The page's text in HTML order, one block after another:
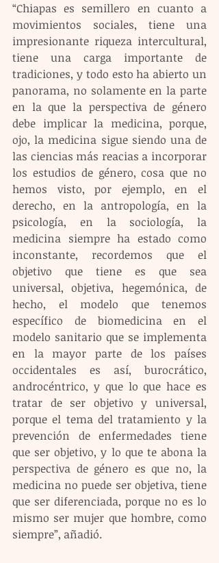
“Chiapas es semillero en cuanto a
movimientos sociales, tiene una
impresionante riqueza intercultural,
tiene una carga importante de
tradiciones, y todo esto ha abierto un
panorama, no solamente en la parte
en la que la perspectiva de género
debe implicar la medicina, porque,
ojo, la medicina sigue siendo una de
las ciencias más reacias a incorporar
los estudios de género, cosa que no
hemos visto, por ejemplo, en el
derecho, en la antropología, en la
psicología, en la sociología, la
medicina siempre ha estado como
inconstante, recordemos que el
objetivo que tiene es que sea
universal, objetiva, hegemónica, de
hecho, el modelo que tenemos
específico de biomedicina en el
modelo sanitario que se implementa
en la mayor parte de los países
occidentales es así, burocrático,
androcéntrico, y que lo que hace es
tratar de ser objetivo y universal,
porque el tema del tratamiento y la
prevención de enfermedades tiene
que ser objetivo, y lo que te abona la
perspectiva de género es que no, la
medicina no puede ser objetiva, tiene
que ser diferenciada, porque no es lo
mismo ser mujer que hombre, como
siempre”, añadió.